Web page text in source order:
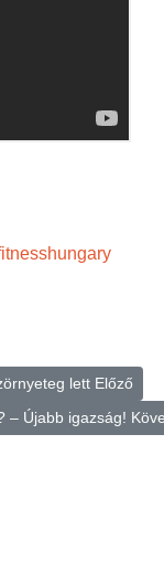
lett Előző
– Újabb igazság!